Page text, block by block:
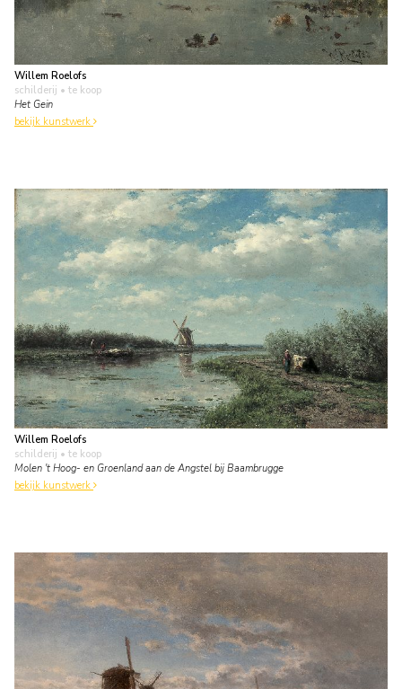
Willem Roelofs
schilderij • te koop
Het Gein
bekijk kunstwerk
Willem Roelofs
schilderij • te koop
Molen 't Hoog- en Groenland aan de Angstel bij Baambrugge
bekijk kunstwerk